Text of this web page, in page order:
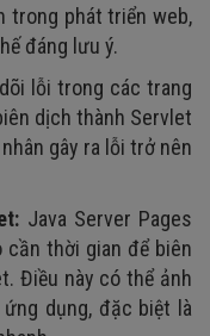
trong phát triển web,
đáng lưu ý.
lỗi trong các trang
dịch thành Servlet
gây ra lỗi trở nên
Java Server Pages
thời gian để biên
Điều này có thể ảnh
dụng, đặc biệt là